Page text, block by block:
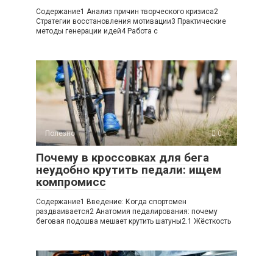
Содержание1 Анализ причин творческого кризиса2
Стратегии восстановления мотивации3 Практические
методы генерации идей4 Работа с
Полезно 0
Почему в кроссовках для бега
неудобно крутить педали: ищем
компромисс
Содержание1 Введение: Когда спортсмен
раздваивается2 Анатомия педалирования: почему
беговая подошва мешает крутить шатуны2.1 Жёсткость